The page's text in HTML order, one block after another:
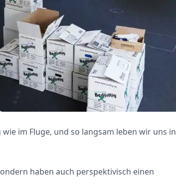
im Fluge, und so langsam leben wir uns in
haben auch perspektivisch einen